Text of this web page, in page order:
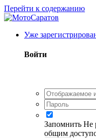
Перейти к содержанию
Уже
Войти
Запомнить Не
общим